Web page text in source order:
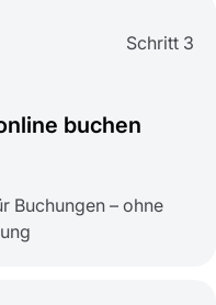
Schritt 3
buchen
Buchungen – ohne